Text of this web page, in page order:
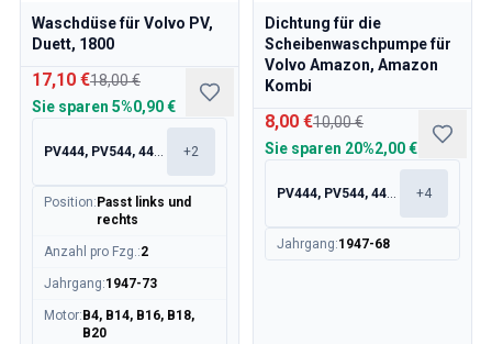
Antrieb
Fahrwerk & Lenkung
Heizung & Klima
Zubehör & Sonstiges
Innenausstattung
Aktion des Monats
Waschdüse für Volvo PV,
Duett, 1800
17,10 €18,00 €
Sie sparen 5%0,90 €
PV444, PV544, 445, 210 +2
Position: Passt links und
rechts
Anzahl pro Fzg.:2
Jahrgang:1947-73
Motor: B4, B14, B16, B18,
B20
Dichtung für die
Scheibenwaschpumpe für
Volvo Amazon, Amazon
Kombi
8,00 €10,00 €
Sie sparen 20%2,00 €
PV444, PV544, 445, 210 +4
Jahrgang:1947-68